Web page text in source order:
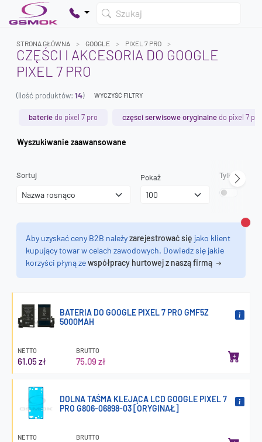
Szukaj
Dodaj produkty, aby kontynuować.
STRONA GŁÓWNA GOOGLE PIXEL 7 PRO
CZĘŚCI I AKCESORIA DO GOOGLE
PIXEL 7 PRO
(ilość produktów: 14) WYCZYŚĆ FILTRY
baterie do pixel 7 pro części serwisowe oryginalne do pixel 7 pro
Wyszukiwanie zaawansowane
Sortuj Pokaż Tylko
Aby uzyskać ceny B2B należyzarejestrować się jako klient
kupujący towar w celach zawodowych. Dowiedz się jakie
korzyści płyną zewspółpracy hurtowej z naszą firmą
BATERIA DO GOOGLE PIXEL 7 PRO GMF5Z
5000MAH
NETTO
61.05 zł
BRUTTO
75.09 zł
DOLNA TAŚMA KLEJĄCA LCD GOOGLE PIXEL 7
PRO G806-06898-03 [ORYGINAŁ]
NETTO BRUTTO